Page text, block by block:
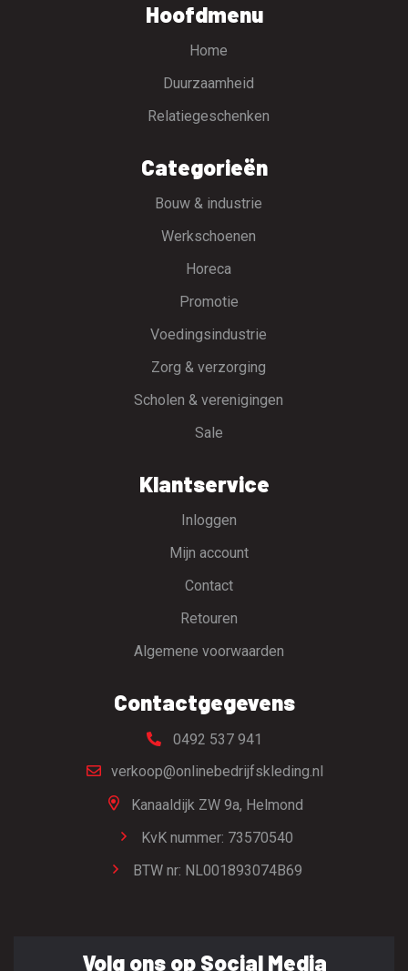
Hoofdmenu
Home
Duurzaamheid
Relatiegeschenken
Categorieën
Bouw & industrie
Werkschoenen
Horeca
Promotie
Voedingsindustrie
Zorg & verzorging
Scholen & verenigingen
Sale
Klantservice
Inloggen
Mijn account
Contact
Retouren
Algemene voorwaarden
Contactgegevens
0492 537 941
verkoop@onlinebedrijfskleding.nl
Kanaaldijk ZW 9a, Helmond
KvK nummer: 73570540
BTW nr: NL001893074B69
Volg ons op Social Media